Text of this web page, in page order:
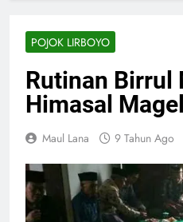
POJOK LIRBOYO
Rutinan Birrul
Himasal
Maul Lana 9 Tahun Ago